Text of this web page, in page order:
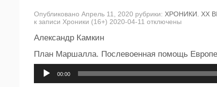
Опубликовано Апрель 11, 2020 рубрики: ХРОНИКИ. ХХ
к записи Хроники (16+) 2020-04-11 отключены
Александр Камкин
План Маршалла. Послевоенная помощь Европе
00:00